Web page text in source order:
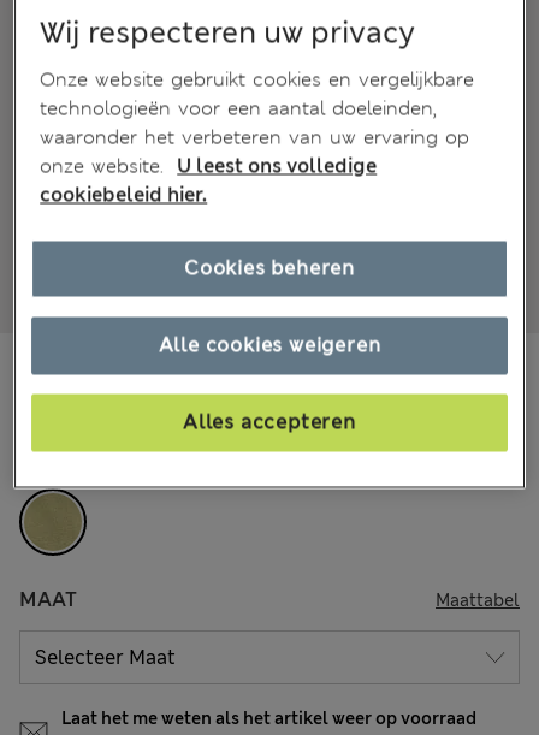
13 Beoordelingen
€13,00
MAAT Maattabel
Laat het me weten als het artikel weer op voorraad
Wij respecteren uw privacy
Onze website gebruikt cookies en vergelijkbare
technologieën voor een aantal doeleinden,
waaronder het verbeteren van uw ervaring op
onze website.
U leest ons volledige
cookiebeleid hier.
Alle cookies weigeren
Alles accepteren
Cookies beheren